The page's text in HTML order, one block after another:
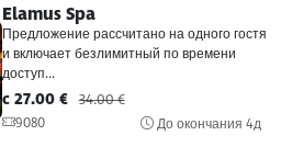
Elamus Spa
Предложение рассчитано на одного гостя
и включает безлимитный по времени
доступ...
c 27.00 € 34.00 €
9080
До окончания4д